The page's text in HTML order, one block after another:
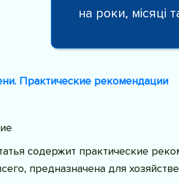
на роки, місяці
Практические рекомендации
содержит практические
предназначена для